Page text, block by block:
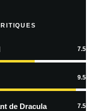
e-mail.
En savoir
7.5
9.5
de Dracula 7.5